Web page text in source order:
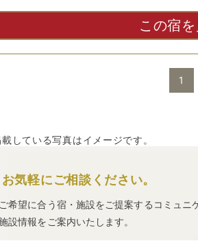
この宿
1
している写真はイメージです。
お気軽にご相談ください。
希望に合う宿・施設をご提案するコミュニ
設情報をご案内いたします。